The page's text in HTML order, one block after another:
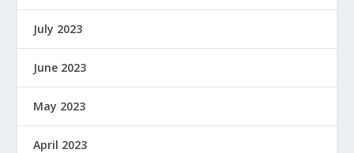
July 2023
June 2023
May 2023
April 2023